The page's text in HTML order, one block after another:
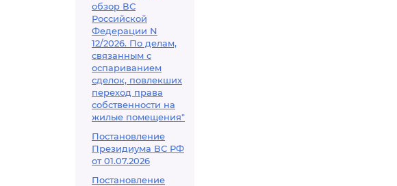
обзор ВС
Российской
Федерации N
12/2026. По делам,
связанным с
оспариванием
сделок, повлекших
переход права
собственности на
жилые помещения"
Постановление
Президиума ВС РФ
от 01.07.2026
Постановление